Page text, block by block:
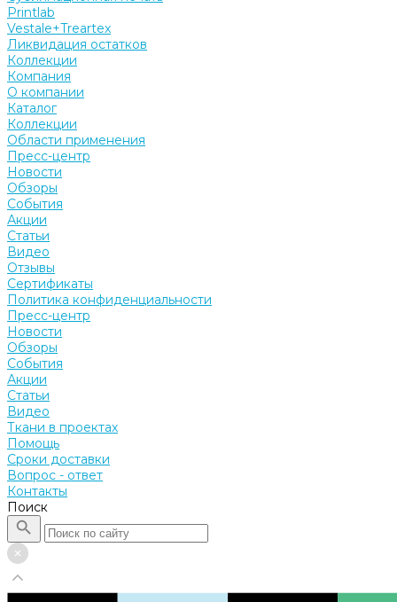
Printlab
Vestale+Treartex
Ликвидация остатков
Коллекции
Компания
О компании
Каталог
Коллекции
Области применения
Пресс-центр
Новости
Обзоры
События
Акции
Статьи
Видео
Отзывы
Сертификаты
Политика конфиденциальности
Пресс-центр
Новости
Обзоры
События
Акции
Статьи
Видео
Ткани в проектах
Помощь
Сроки доставки
Вопрос - ответ
Контакты
Поиск